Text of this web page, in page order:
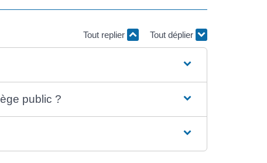
Tout replier Tout déplier
public ?